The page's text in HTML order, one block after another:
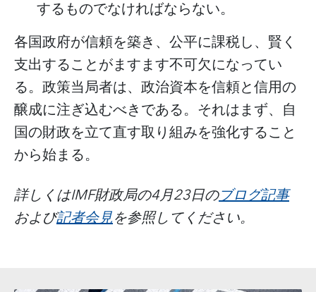
するものでなければならない。
各国政府が信頼を築き、公平に課税し、賢く
支出することがますます不可欠になってい
る。政策当局者は、政治資本を信頼と信用の
醸成に注ぎ込むべきである。それはまず、自
国の財政を立て直す取り組みを強化すること
から始まる。
詳しくはIMF財政局の4月23日のブログ記事
および記者会見を参照してください。